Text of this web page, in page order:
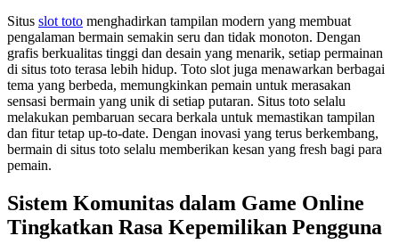
Situs slot toto menghadirkan tampilan modern yang membuat
pengalaman bermain semakin seru dan tidak monoton. Dengan
grafis berkualitas tinggi dan desain yang menarik, setiap permainan
di situs toto terasa lebih hidup. Toto slot juga menawarkan berbagai
tema yang berbeda, memungkinkan pemain untuk merasakan
sensasi bermain yang unik di setiap putaran. Situs toto selalu
melakukan pembaruan secara berkala untuk memastikan tampilan
dan fitur tetap up-to-date. Dengan inovasi yang terus berkembang,
bermain di situs toto selalu memberikan kesan yang fresh bagi para
pemain.
Sistem Komunitas dalam Game Online
Tingkatkan Rasa Kepemilikan Pengguna